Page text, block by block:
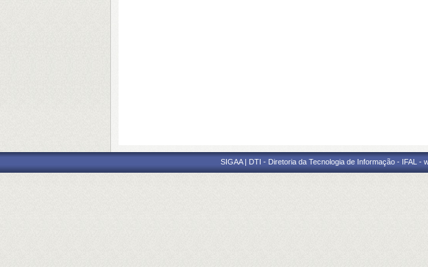
SIGAA | DTI - Diretoria da Tecnologia de Informação - IFAL